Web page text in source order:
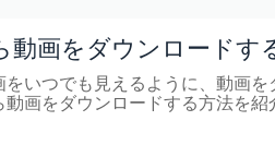
動画をダウンロードす
いつでも見えるように、動画
画をダウンロードする方法を紹